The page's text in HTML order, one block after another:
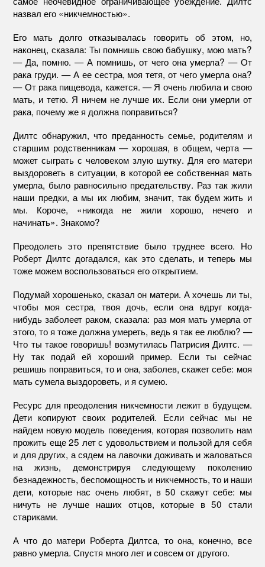
назвал его «никчемностью».
Его мать долго отказывалась говорить об этом, но,
наконец, сказала: Ты помнишь свою бабушку, мою мать?
— Да, помню. — А помнишь, от чего она умерла? — От
рака груди. — А ее сестра, моя тетя, от чего умерла она?
— От рака пищевода, кажется. — Я очень любила и свою
мать, и тетю. Я ничем не лучше их. Если они умерли от
рака, почему же я должна поправиться?
Дилтс обнаружил, что преданность семье, родителям и
старшим родственникам — хорошая, в общем, черта —
может сыграть с человеком злую шутку. Для его матери
выздороветь в ситуации, в которой ее собственная мать
умерла, было равносильно предательству. Раз так жили
наши предки, а мы их любим, значит, так будем жить и
мы. Короче, «никогда не жили хорошо, нечего и
начинать». Знакомо?
Преодолеть это препятствие было труднее всего. Но
Роберт Дилтс догадался, как это сделать, и теперь мы
тоже можем воспользоваться его открытием.
Подумай хорошенько, сказал он матери. А хочешь ли ты,
чтобы моя сестра, твоя дочь, если она вдруг когда-
нибудь заболеет раком, сказала: раз моя мать умерла от
этого, то я тоже должна умереть, ведь я так ее люблю? —
Что ты такое говоришь! возмутилась Патрисия Дилтс. —
Ну так подай ей хороший пример. Если ты сейчас
решишь поправиться, то и она, заболев, скажет себе: моя
мать сумела выздороветь, и я сумею.
Ресурс для преодоления никчемности лежит в будущем.
Дети копируют своих родителей. Если сейчас мы не
найдем новую модель поведения, которая позволить нам
прожить еще 25 лет с удовольствием и пользой для себя
и для других, а сядем на лавочки доживать и жаловаться
на жизнь, демонстрируя следующему поколению
безнадежность, беспомощность и никчемность, то и наши
дети, которые нас очень любят, в 50 скажут себе: мы
ничуть не лучше наших отцов, которые в 50 стали
стариками.
А что до матери Роберта Дилтса, то она, конечно, все
равно умерла. Спустя много лет и совсем от другого.